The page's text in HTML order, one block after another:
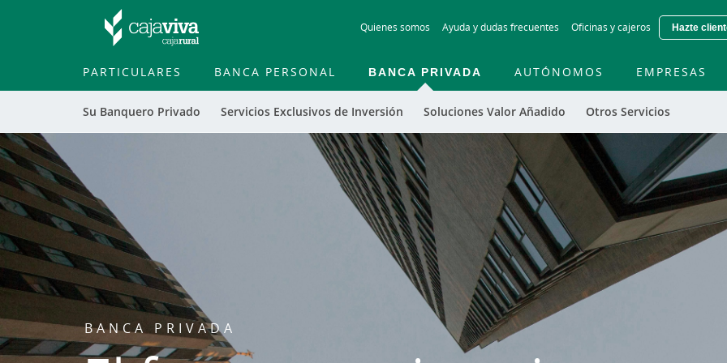
to
contentt
Quienes somos Ayuda y dudas frecuentes Oficinas y cajeros Hazte
PARTICULARES BANCA PERSONAL BANCA PRIVADA
Su Banquero Privado Servicios Exclusivos de Inversión Soluciones Valor Añadido Otros Servicios
AUTÓNOMOS EMPRESAS
BANCA PRIVADA